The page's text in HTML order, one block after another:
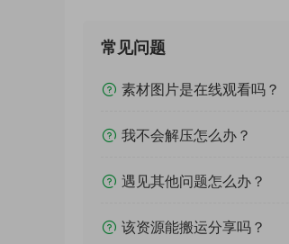
常见问题
素材图片是在线观看吗？
我不会解压怎么办？
遇见其他问题怎么办？
该资源能搬运分享吗？